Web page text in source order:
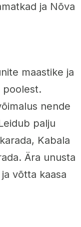
ja Nõva
maastike ja
poolest.
nende
palju
Kabala
Ära unusta
võtta kaasa